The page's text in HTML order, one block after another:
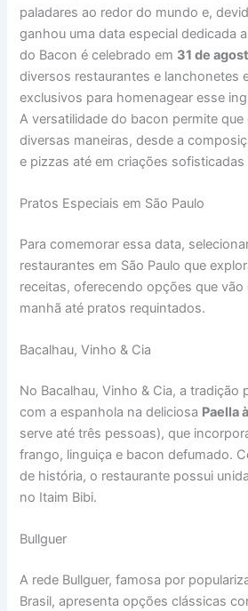
paladares ao redor do mundo e,
ganhou uma data especial dedicada
do Bacon é celebrado em 31 de
diversos restaurantes e lanchonetes
exclusivos para homenagear esse
A versatilidade do bacon permite que
diversas maneiras, desde a
e pizzas até em criações
Pratos Especiais em São Paulo
Para comemorar essa data,
restaurantes em São Paulo que
receitas, oferecendo opções que vão
manhã até pratos requintados.
Bacalhau, Vinho & Cia
No Bacalhau, Vinho & Cia, a tradição
com a espanhola na deliciosa Paella
serve até três pessoas), que
frango, linguiça e bacon defumado.
de história, o restaurante possui
no Itaim Bibi.
Bullguer
A rede Bullguer, famosa por
Brasil, apresenta opções clássicas